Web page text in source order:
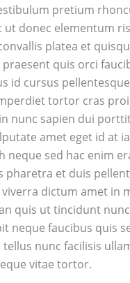
pretium
ut donec elementum
platea et
quis orci
id cursus
tortor cras
nunc sapien dui
amet eget id at
neque sed hac enim
pharetra et duis
dictum amet
quis ut tincidunt
neque faucibus quis
nunc facilisis
vitae tortor.